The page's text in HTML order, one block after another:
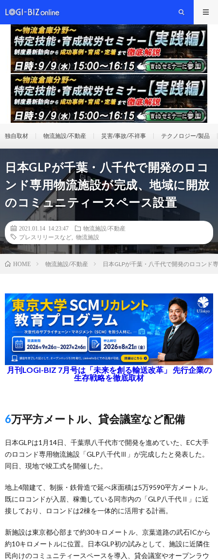
独自取材 物流施設/不動産 災害/事故/不祥事 テクノロジー/製品
日本GLPが千葉・八千代で開発のロコ
ンド専用物流施設が完成、地域に開放
のコミュニティースペース設置
2021.01.14 14:23:47
物流施設/不動産
プレスリリースなど
物流施設
HOME 物流施設/不動産 日本GLPが千葉・八千代で開発のロコンド
月刊LOGI-BIZ 7月号は「未来を創る輸送改革」 先行企業の
生存戦略を徹底取材
6万平方メートル、貸会議室など配備
日本GLPは1月14日、千葉県八千代市で開発を進めていた、EC大手
のロコンド専用物流施設「GLP八千代Ⅲ」が完成したと発表した。
同日、現地で竣工式を開催した。
地上4階建て、制振・鉄骨造で延べ床面積は5万9590平方メートル。
既にロコンドが入居、稼働している同市内の「GLP八千代Ⅱ」に近
接しており、ロコンドは2棟を一体的に活用する計画。
新施設は東京都心部まで約30キロメートル、京葉道路の武石ICから
約10キロメートルに位置。日本GLP初の試みとして、施設に近隣住
民向けのコミュニティースペースを導入、貸会議室やオープンラウ